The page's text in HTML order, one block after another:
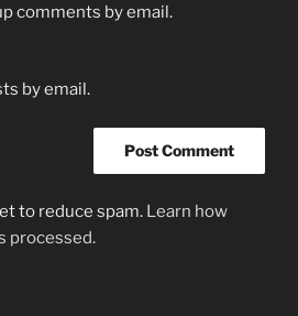
comments by email.
by email.
to reduce spam. Learn how
processed.